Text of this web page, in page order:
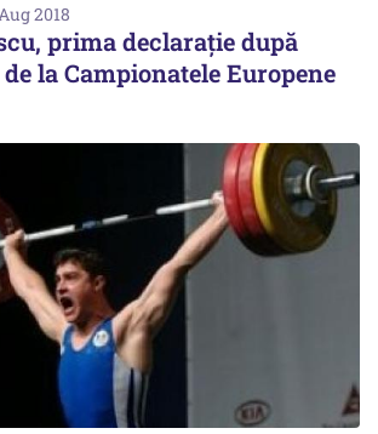
2018
prima declarație după
la Campionatele Europene